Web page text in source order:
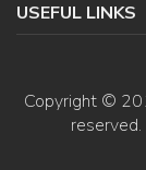
USEFUL LINKS
Copyright ©